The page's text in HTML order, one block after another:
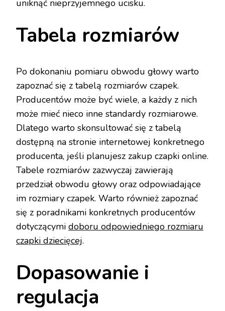
uniknąć nieprzyjemnego ucisku.
Tabela rozmiarów
Po dokonaniu pomiaru obwodu głowy warto
zapoznać się z tabelą rozmiarów czapek.
Producentów może być wiele, a każdy z nich
może mieć nieco inne standardy rozmiarowe.
Dlatego warto skonsultować się z tabelą
dostępną na stronie internetowej konkretnego
producenta, jeśli planujesz zakup czapki online.
Tabele rozmiarów zazwyczaj zawierają
przedział obwodu głowy oraz odpowiadające
im rozmiary czapek. Warto również zapoznać
się z poradnikami konkretnych producentów
dotyczącymi doboru odpowiedniego rozmiaru
czapki dziecięcej.
Dopasowanie i
regulacja